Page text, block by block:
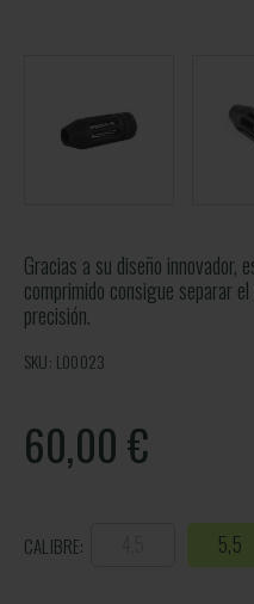
Gracias a su diseño innovador,
comprimido consigue separar
precisión.
SKU: L00023
60,00€
CALIBRE: 5,5